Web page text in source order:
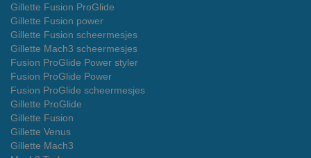
Gillette Fusion ProGlide
Gillette Fusion power
Gillette Fusion scheermesjes
Gillette Mach3 scheermesjes
Fusion ProGlide Power styler
Fusion ProGlide Power
Fusion ProGlide scheermesjes
Gillette ProGlide
Gillette Fusion
Gillette Venus
Gillette Mach3